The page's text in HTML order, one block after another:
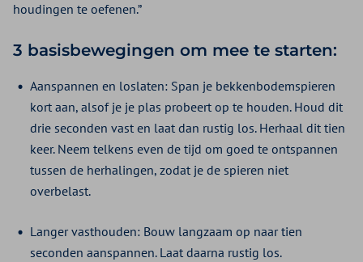
houdingen te oefenen.”
3 basisbewegingen om mee te starten:
Aanspannen en loslaten: Span je bekkenbodemspieren
kort aan, alsof je je plas probeert op te houden. Houd dit
drie seconden vast en laat dan rustig los. Herhaal dit tien
keer. Neem telkens even de tijd om goed te ontspannen
tussen de herhalingen, zodat je de spieren niet
overbelast.
Langer vasthouden: Bouw langzaam op naar tien
seconden aanspannen. Laat daarna rustig los.